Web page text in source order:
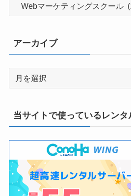
リ
ー
アーカイブ
イ
当サイトで使っているレンタ